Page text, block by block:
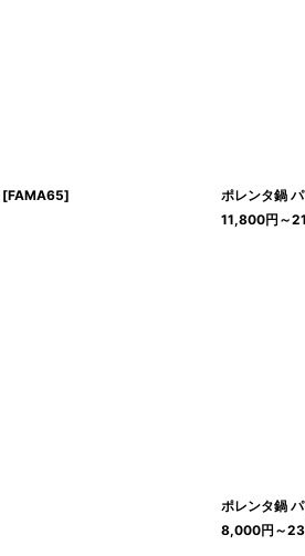
[FAMA65]
ポレンタ鍋
11,800円 ～
ポレンタ鍋
8,000円 ～